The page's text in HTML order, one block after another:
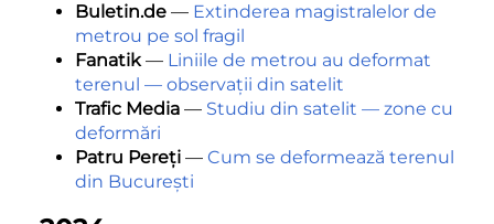
Buletin.de — Extinderea magistralelor de
metrou pe sol fragil
Fanatik— Liniile de metrou au deformat
terenul — observații din satelit
Trafic Media — Studiu din satelit — zone cu
deformări
Patru Pereți — Cum se deformează terenul
din București